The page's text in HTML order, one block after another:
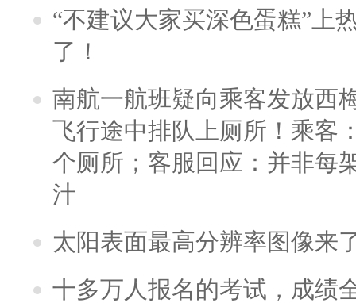
“不建议大家买深色蛋糕”上
了！
南航一航班疑向乘客发放西
飞行途中排队上厕所！乘客
个厕所；客服回应：并非每
汁
太阳表面最高分辨率图像来
十多万人报名的考试，成绩